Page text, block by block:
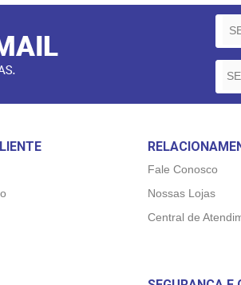
Fale Conosco
Nossas Lojas
Central de